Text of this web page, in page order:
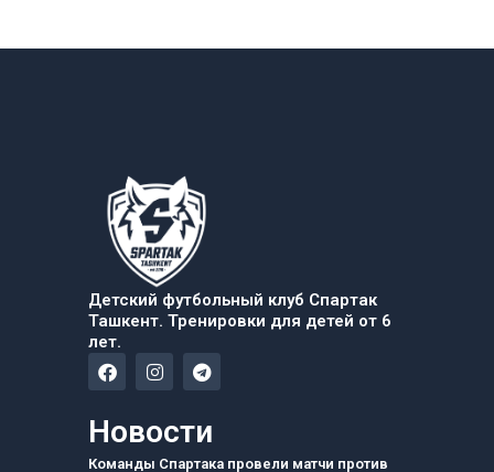
Детский футбольный клуб Спартак
Ташкент. Тренировки для детей от 6
лет.
F
a
e
b
I
n
a
g
T
e
g
Новости
Команды Спартака провели матчи против